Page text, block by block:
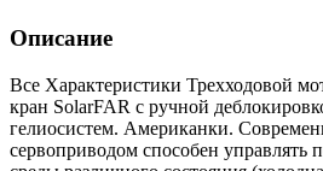
Описание
Все Характеристики Трехходовой
кран SolarFAR с ручной
гелиосистем. Американки.
сервоприводом способен управлять